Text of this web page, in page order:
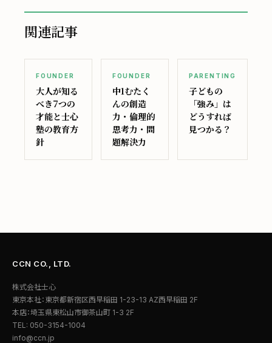
関連記事
FOUNDER
大人が知る
べき7つの
才能と士心
塾の教育方
針
FOUNDER
中1むたく
んの創造
力・倫理的
思考力・問
題解決力
PARENTING
子どもの
「強み」は
どうすれば
見つかる？
CCN CO., LTD.
株式会社士心
東京本社：東京都新宿区西早稲田 1-23-13 AZ西早稲田 2F
本店：埼玉県東松山市御茶山町 1-3 2F
TEL: 050-3154-1004
info@ccn.jp